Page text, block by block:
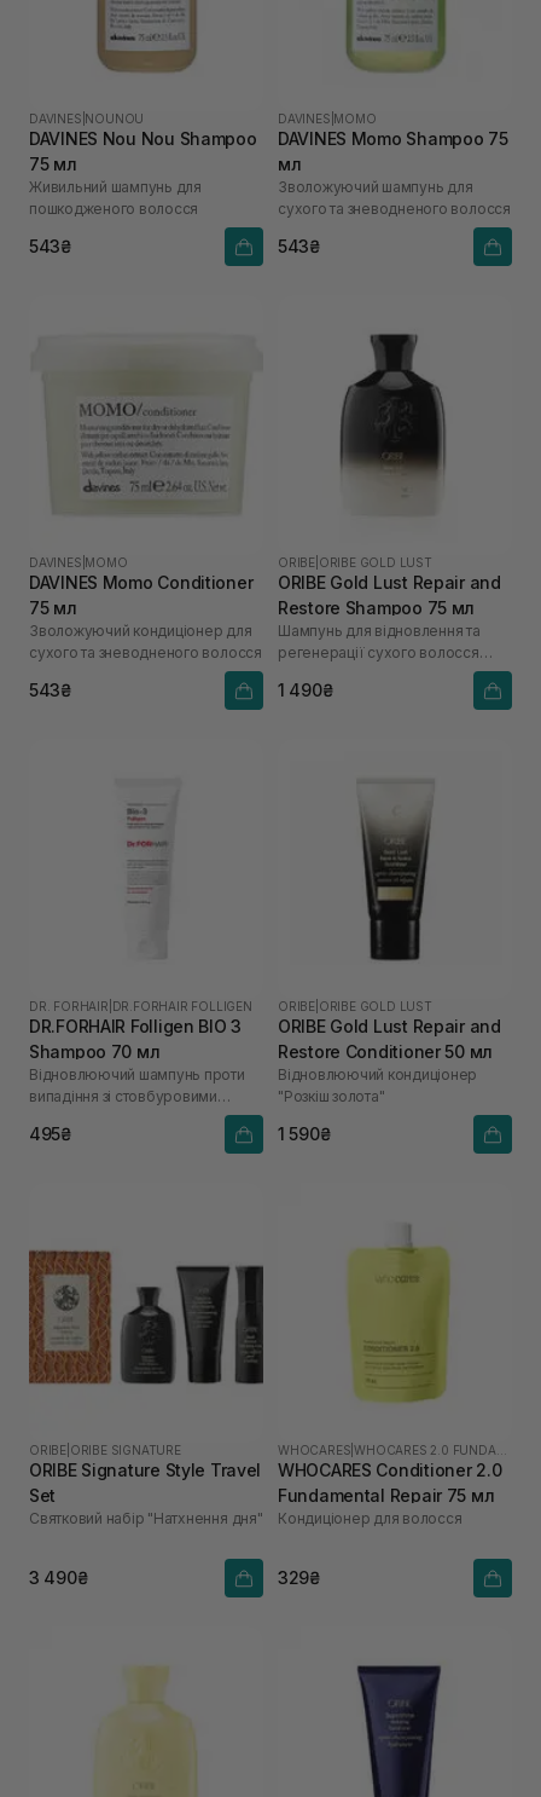
DAVINES NOUNOU
DAVINES Nou Nou Shampoo
75 мл
Живильний шампунь для
пошкодженого волосся
543₴
DAVINES MOMO
DAVINES Momo Shampoo 75
мл
Зволожуючий шампунь для
сухого та зневодненого волосся
543₴
DAVINES MOMO
DAVINES Momo Conditioner
75 мл
Зволожуючий кондиціонер для
сухого та зневодненого волосся
543₴
ORIBE ORIBE GOLD LUST
ORIBE Gold Lust Repair and
Restore Shampoo 75 мл
Шампунь для відновлення та
регенерації сухого волосся
1 490₴
DR. FORHAIR DR.FORHAIR FOLLIGEN
DR.FORHAIR Folligen BIO 3
Shampoo 70 мл
Відновлюючий шампунь проти
випадіння зі стовбуровими
495₴
ORIBE ORIBE GOLD LUST
ORIBE Gold Lust Repair and
Restore Conditioner 50 мл
Відновлюючий кондиціонер
"Розкіш золота"
1 590₴
ORIBE ORIBE SIGNATURE
ORIBE Signature Style Travel
Set
Святковий набір "Натхнення дня"
3 490₴
WHOCARES |
WHOCARES Conditioner 2.0
Fundamental Repair 75 мл
Кондиціонер для волосся
329₴